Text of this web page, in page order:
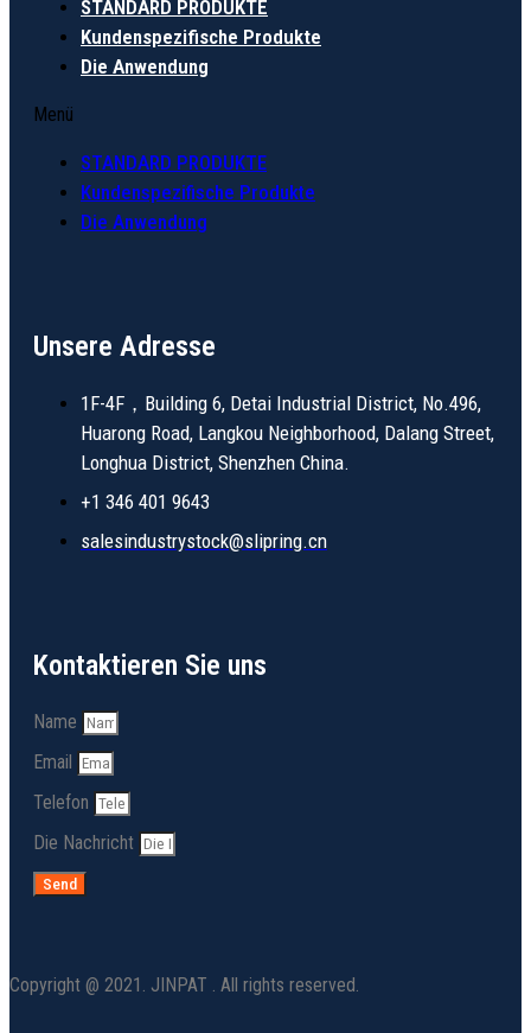
STANDARD PRODUKTE
Kundenspezifische Produkte
Die Anwendung
Menü
STANDARD PRODUKTE
Kundenspezifische Produkte
Die Anwendung
Unsere Adresse
1F-4F，Building 6, Detai Industrial District, No.496,
Huarong Road, Langkou Neighborhood, Dalang Street,
Longhua District, Shenzhen China.
+1 346 401 9643
salesindustrystock@slipring.cn
Kontaktieren Sie uns
Name
Email
Telefon
Die Nachricht
Send
Copyright @ 2021. JINPAT . All rights reserved.